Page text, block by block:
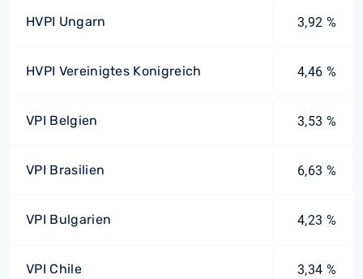
HVPI Ungarn 3,92 %
HVPI Vereinigtes Konigreich 4,46 %
VPI Belgien 3,53 %
VPI Brasilien 6,63 %
VPI Bulgarien 4,23 %
VPI Chile 3,34 %